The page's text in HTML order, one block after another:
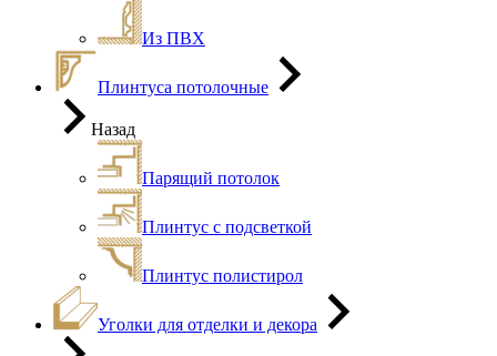
Из ПВХ
Плинтуса потолочные
Назад
Парящий потолок
Плинтус с подсветкой
Плинтус полистирол
Уголки для отделки и декора